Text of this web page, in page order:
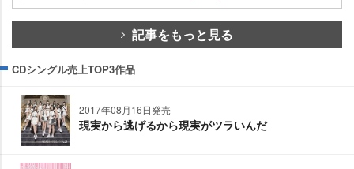
記事をもっと見る
CDシングル売上TOP3作品
2017年08月16日発売
現実から逃げるから現実がツラいんだ